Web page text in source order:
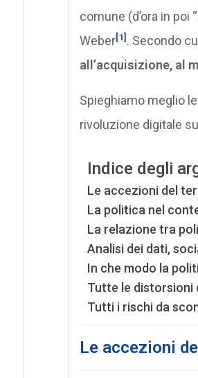
comune (d’ora in poi
Weber[1] . Secondo
all’acquisizione, al
Spieghiamo meglio
rivoluzione digitale
Indice degli
Le accezioni del
La politica nel
La relazione tra
Analisi dei dati,
In che modo la
Tutte le distorsioni
Tutti i rischi da
Le accezioni